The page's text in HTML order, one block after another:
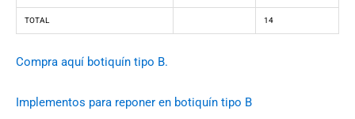
TOTAL 14
Compra aquí botiquín tipo B.
Implementos para reponer en botiquín tipo B